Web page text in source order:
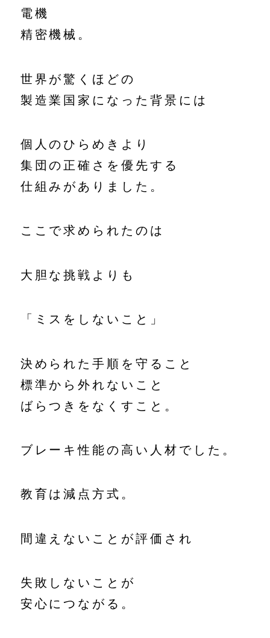
電機
精密機械。
世界が驚くほどの
製造業国家になった背景には
個人のひらめきより
集団の正確さを優先する
仕組みがありました。
ここで求められたのは
大胆な挑戦よりも
「ミスをしないこと」
決められた手順を守ること
標準から外れないこと
ばらつきをなくすこと。
ブレーキ性能の高い人材でした。
教育は減点方式。
間違えないことが評価され
失敗しないことが
安心につながる。